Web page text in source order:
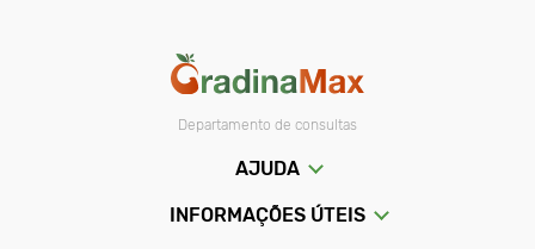
Departamento de consultas
AJUDA
INFORMAÇÕES ÚTEIS